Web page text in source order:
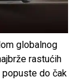
globalnog
rastućih
popuste do čak